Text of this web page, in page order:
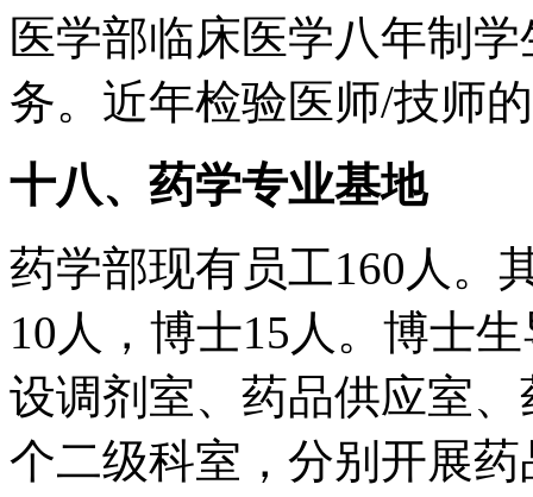
医学部临床医学八年制
务。近年检验医师/技师
十八、药学专业基地
药学部现有员工160人。
10人，博士15人。博士
设调剂室、药品供应室
个二级科室，分别开展